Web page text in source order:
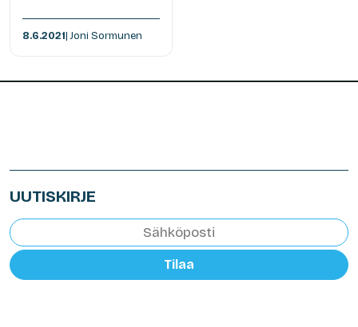
8.6.2021| Joni Sormunen
UUTISKIRJE
Tilaa